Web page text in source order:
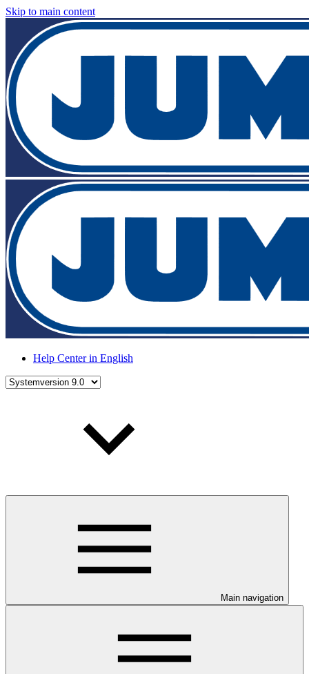
Skip to main content
Help Center in English
Main navigation